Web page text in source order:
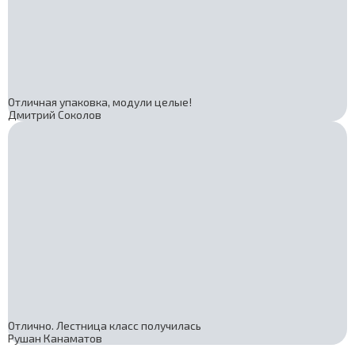
Отличная упаковка, модули целые!
Дмитрий Соколов
Отлично. Лестница класс получилась
Рушан Канаматов